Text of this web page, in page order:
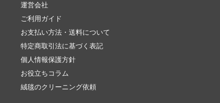
運営会社
ご利用ガイド
お支払い方法・送料について
特定商取引法に基づく表記
個人情報保護方針
お役立ちコラム
絨毯のクリーニング依頼